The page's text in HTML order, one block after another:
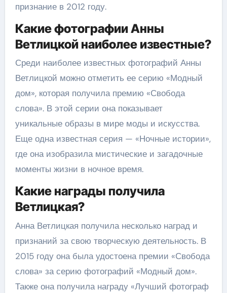
признание в 2012 году.
Какие фотографии Анны
Ветлицкой наиболее известные?
Среди наиболее известных фотографий Анны
Ветлицкой можно отметить ее серию «Модный
дом», которая получила премию «Свобода
слова». В этой серии она показывает
уникальные образы в мире моды и искусства.
Еще одна известная серия — «Ночные истории»,
где она изобразила мистические и загадочные
моменты жизни в ночное время.
Какие награды получила
Ветлицкая?
Анна Ветлицкая получила несколько наград и
признаний за свою творческую деятельность. В
2015 году она была удостоена премии «Свобода
слова» за серию фотографий «Модный дом».
Также она получила награду «Лучший фотограф